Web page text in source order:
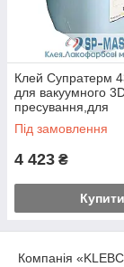
Клей Супратерм
для вакуумного
пресування,для
облицювання ПВХ-
Клейберіт (Kleiberit)
Під замовлення
4 423 ₴
Купити
Компанія